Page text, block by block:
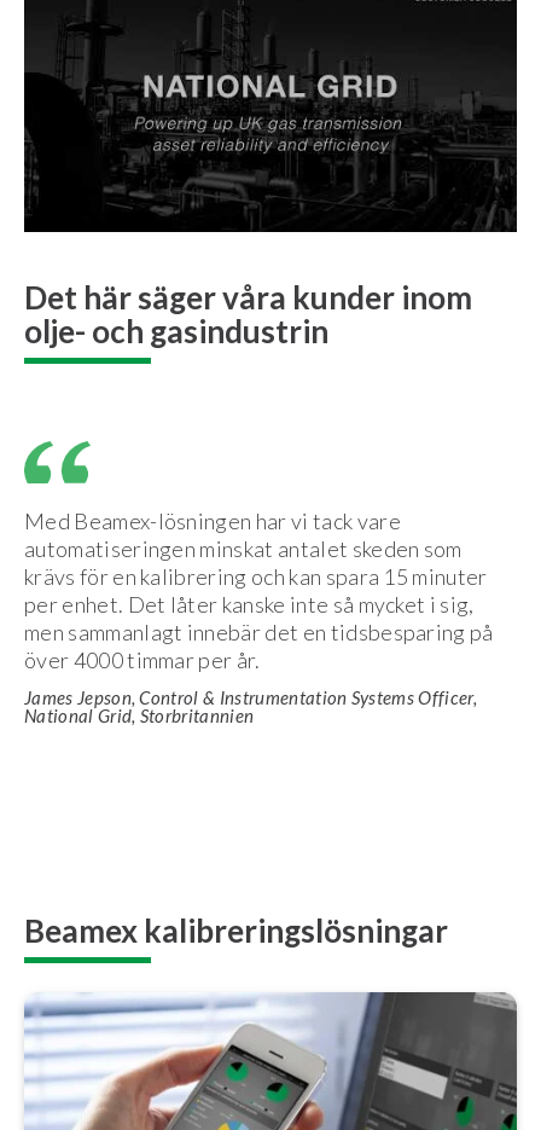
Det här säger våra kunder inom
olje- och gasindustrin
Med Beamex-lösningen har vi tack vare
automatiseringen minskat antalet skeden som
krävs för en kalibrering och kan spara 15 minuter
per enhet. Det låter kanske inte så mycket i sig,
men sammanlagt innebär det en tidsbesparing på
över 4000 timmar per år.
James Jepson, Control & Instrumentation Systems Officer,
National Grid, Storbritannien
Beamex kalibreringslösningar